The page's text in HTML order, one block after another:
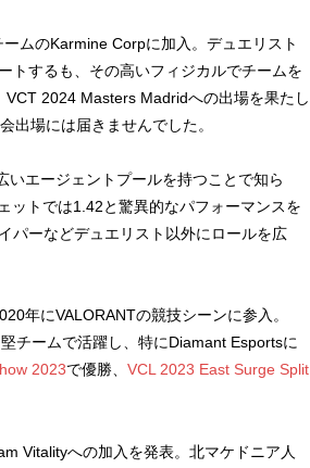
ムのKarmine Corpに加入。デュエリスト
トするも、その高いフィジカルでチームを
2024 Masters Madridへの出場を果たし
出場には届きませんでした。
エージェントプールを持つことで知ら
ットでは1.42と驚異的なパフォーマンスを
パーなどデュエリスト以外にロールを広
年にVALORANTの競技シーンに参入。
チームで活躍し、特にDiamant Esportsに
2023で優勝、 VCL 2023 East Surge Split
Vitalityへの加入を発表。北マケドニア人